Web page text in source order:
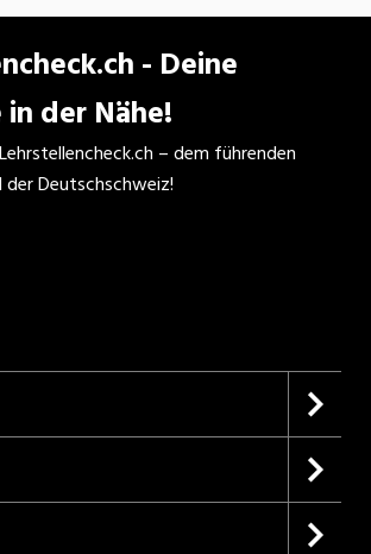
- Deine
der Nähe!
– dem führenden
Deutschschweiz!